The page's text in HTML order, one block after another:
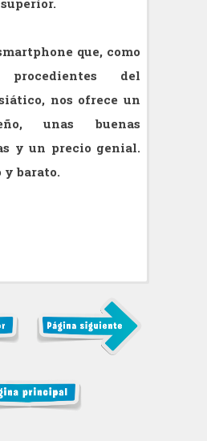
que, como
del
nos ofrece un
unas buenas
y un precio genial.
y barato.